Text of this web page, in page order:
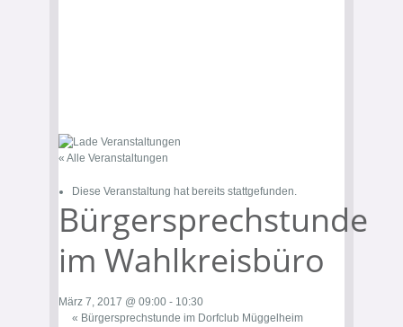
« Alle Veranstaltungen
Diese Veranstaltung hat bereits stattgefunden.
Bürgersprechstunde
im Wahlkreisbüro
März 7, 2017 @ 09:00 - 10:30
« Bürgersprechstunde im Dorfclub Müggelheim